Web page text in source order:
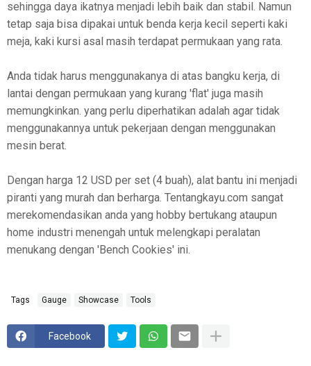
sehingga daya ikatnya menjadi lebih baik dan stabil. Namun
tetap saja bisa dipakai untuk benda kerja kecil seperti kaki
meja, kaki kursi asal masih terdapat permukaan yang rata.
Anda tidak harus menggunakanya di atas bangku kerja, di
lantai dengan permukaan yang kurang 'flat' juga masih
memungkinkan. yang perlu diperhatikan adalah agar tidak
menggunakannya untuk pekerjaan dengan menggunakan
mesin berat.
Dengan harga 12 USD per set (4 buah), alat bantu ini menjadi
piranti yang murah dan berharga. Tentangkayu.com sangat
merekomendasikan anda yang hobby bertukang ataupun
home industri menengah untuk melengkapi peralatan
menukang dengan 'Bench Cookies' ini.
Tags Gauge Showcase Tools
Facebook